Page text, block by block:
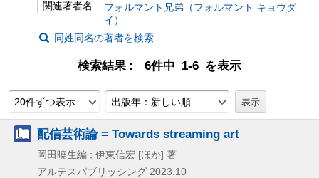
関連著者名
フォルマント兄弟（フォルマント キョウダ
イ）
同姓同名の著者を検索
検索結果 6件中 1-6 を表示
20件ずつ表示 出版年：新しい順
配信芸術論 = Towards streaming art
岡田暁生編 ; 伊東信宏 [ほか] 著
アルテスパブリッシング 2023.10